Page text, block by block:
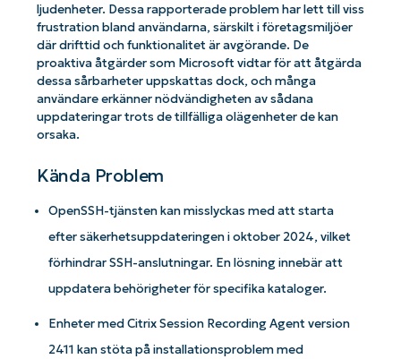
ljudenheter. Dessa rapporterade problem har lett till viss
frustration bland användarna, särskilt i företagsmiljöer
där drifttid och funktionalitet är avgörande. De
proaktiva åtgärder som Microsoft vidtar för att åtgärda
dessa sårbarheter uppskattas dock, och många
användare erkänner nödvändigheten av sådana
uppdateringar trots de tillfälliga olägenheter de kan
orsaka.
Kända Problem
OpenSSH-tjänsten kan misslyckas med att starta
efter säkerhetsuppdateringen i oktober 2024, vilket
förhindrar SSH-anslutningar. En lösning innebär att
uppdatera behörigheter för specifika kataloger.
Enheter med Citrix Session Recording Agent version
2411 kan stöta på installationsproblem med